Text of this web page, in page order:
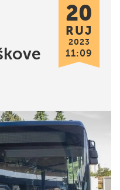
20
RUJ
2023
11:09